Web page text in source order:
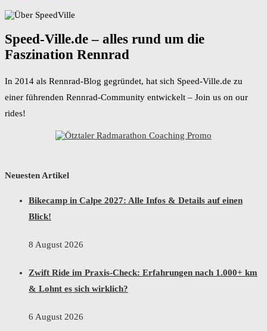
Speed-Ville.de – alles rund um die
Faszination Rennrad
In 2014 als Rennrad-Blog gegründet, hat sich Speed-Ville.de zu
einer führenden Rennrad-Community entwickelt – Join us on our
rides!
Neuesten Artikel
Bikecamp in Calpe 2027: Alle Infos & Details auf einen
Blick!
8 August 2026
Zwift Ride im Praxis-Check: Erfahrungen nach 1.000+ km
& Lohnt es sich wirklich?
6 August 2026